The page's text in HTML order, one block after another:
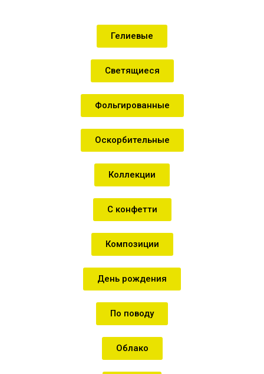
Гелиевые
Светящиеся
Фольгированные
Оскорбительные
Коллекции
С конфетти
Композиции
День рождения
По поводу
Облако